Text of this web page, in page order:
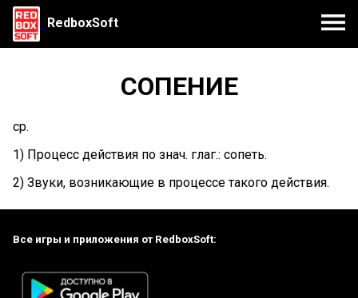
RedboxSoft
СОПЕНИЕ
ср.
1) Процесс действия по знач. глаг.: сопеть.
2) Звуки, возникающие в процессе такого действия.
Все игры и приложения от RedboxSoft: